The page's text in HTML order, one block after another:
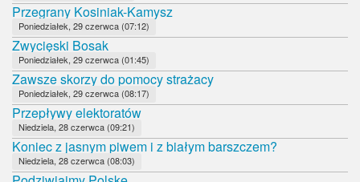
Przegrany Kosiniak-Kamysz
Poniedziałek, 29 czerwca (07:12)
Zwycięski Bosak
Poniedziałek, 29 czerwca (01:45)
Zawsze skorzy do pomocy strażacy
Poniedziałek, 29 czerwca (08:17)
Przepływy elektoratów
Niedziela, 28 czerwca (09:21)
Koniec z jasnym piwem i z białym barszczem?
Niedziela, 28 czerwca (08:03)